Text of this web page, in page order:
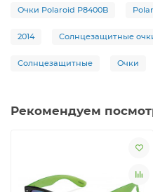
Очки Polaroid P8400B
2014 Солнцезащитные
Солнцезащитные Очки
Рекомендуем